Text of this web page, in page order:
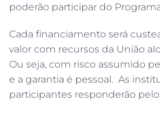
poderão participar do
Cada financiamento será
valor com recursos da União
Ou seja, com risco assumido
e a garantia é pessoal. As
participantes responderão